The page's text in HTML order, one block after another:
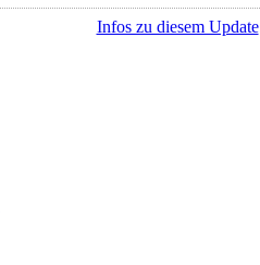
Infos zu diesem Update